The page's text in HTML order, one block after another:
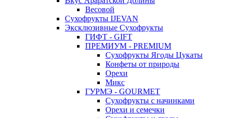
Весовой
Сухофрукты IJEVAN
Эксклюзивные Сухофрукты
ГИФТ - GIFT
ПРЕМИУМ - PREMIUM
Сухофрукты Ягоды Цукаты
Конфеты от природы
Орехи
Микс
ГУРМЭ - GOURMET
Сухофрукты с начинками
Орехи и семечки